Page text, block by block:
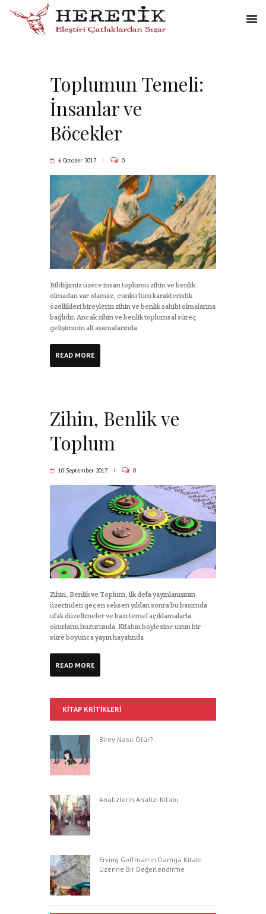
Toplumun Temeli:
İnsanlar ve
Böcekler
6 October 2017 0
Bildiğimiz üzere insan toplumu zihin ve benlik
olmadan var olamaz, çünkü tüm karakteristik
özellikleri bireylerin zihin ve benlik sahibi olmalarına
bağlıdır. Ancak zihin ve benlik toplumsal süreç
gelişiminin alt aşamalarında
READ MORE
Zihin, Benlik ve
Toplum
10 September 2017 0
Zihin, Benlik ve Toplum, ilk defa yayınlanışının
üzerinden geçen seksen yıldan sonra bu basımda
ufak düzeltmeler ve bazı temel açıklamalarla
okurların huzurunda. Kitabın böylesine uzun bir
süre boyunca yayın hayatında
READ MORE
KITAP KRITIKLERI
Birey Nasıl Ölür?
Analizlerin Analizi Kitabı
Erving Goffman’ın Damga Kitabı
Üzerine Bir Değerlendirme